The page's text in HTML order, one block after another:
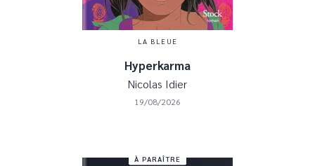
LA BLEUE
Hyperkarma
Nicolas Idier
19/08/2026
À PARAÎTRE